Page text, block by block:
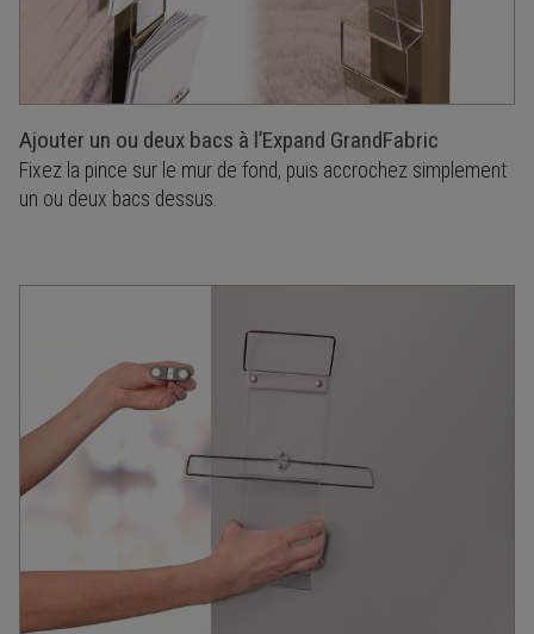
Ajouter un ou deux bacs à l’Expand GrandFabric
Fixez la pince sur le mur de fond, puis accrochez simplement
un ou deux bacs dessus.